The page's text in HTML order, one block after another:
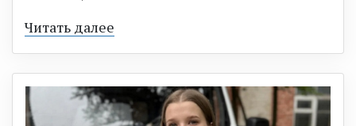
Читать далее